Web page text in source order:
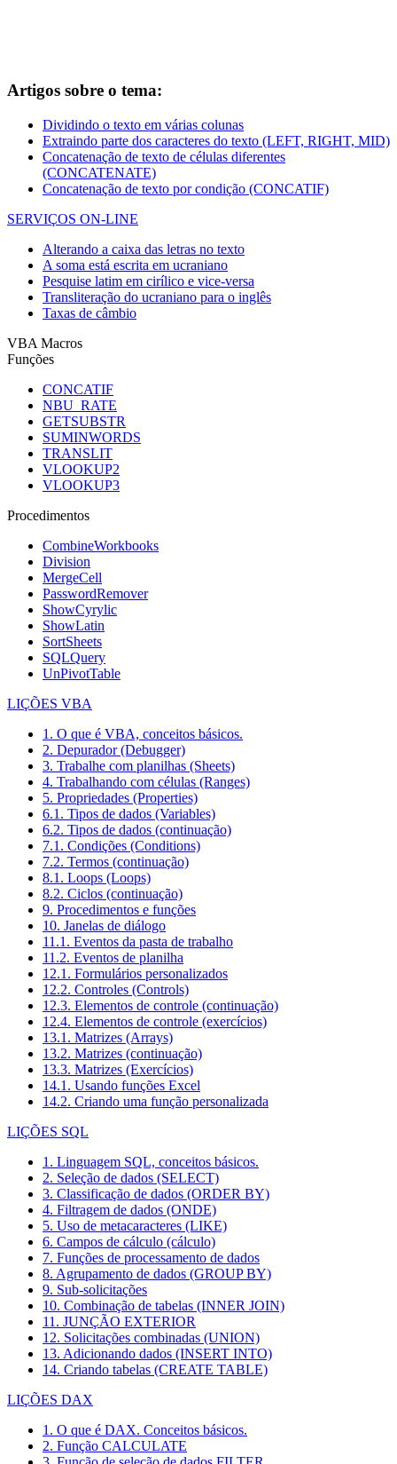
Artigos sobre o tema:
Dividindo o texto em várias colunas
Extraindo parte dos caracteres do texto (LEFT, RIGHT, MID)
Concatenação de texto de células diferentes
(CONCATENATE)
Concatenação de texto por condição (CONCATIF)
SERVIÇOS ON-LINE
Alterando a caixa das letras no texto
A soma está escrita em ucraniano
Pesquise latim em cirílico e vice-versa
Transliteração do ucraniano para o inglês
Taxas de câmbio
VBA Macros
Funções
CONCATIF
NBU_RATE
GETSUBSTR
SUMINWORDS
TRANSLIT
VLOOKUP2
VLOOKUP3
Procedimentos
CombineWorkbooks
Division
MergeCell
PasswordRemover
ShowCyrylic
ShowLatin
SortSheets
SQLQuery
UnPivotTable
LIÇÕES VBA
1. O que é VBA, conceitos básicos.
2. Depurador (Debugger)
3. Trabalhe com planilhas (Sheets)
4. Trabalhando com células (Ranges)
5. Propriedades (Properties)
6.1. Tipos de dados (Variables)
6.2. Tipos de dados (continuação)
7.1. Condições (Conditions)
7.2. Termos (continuação)
8.1. Loops (Loops)
8.2. Ciclos (continuação)
9. Procedimentos e funções
10. Janelas de diálogo
11.1. Eventos da pasta de trabalho
11.2. Eventos de planilha
12.1. Formulários personalizados
12.2. Controles (Controls)
12.3. Elementos de controle (continuação)
12.4. Elementos de controle (exercícios)
13.1. Matrizes (Arrays)
13.2. Matrizes (continuação)
13.3. Matrizes (Exercícios)
14.1. Usando funções Excel
14.2. Criando uma função personalizada
LIÇÕES SQL
1. Linguagem SQL, conceitos básicos.
2. Seleção de dados (SELECT)
3. Classificação de dados (ORDER BY)
4. Filtragem de dados (ONDE)
5. Uso de metacaracteres (LIKE)
6. Campos de cálculo (cálculo)
7. Funções de processamento de dados
8. Agrupamento de dados (GROUP BY)
9. Sub-solicitações
10. Combinação de tabelas (INNER JOIN)
11. JUNÇÃO EXTERIOR
12. Solicitações combinadas (UNION)
13. Adicionando dados (INSERT INTO)
14. Criando tabelas (CREATE TABLE)
LIÇÕES DAX
1. O que é DAX. Conceitos básicos.
2. Função CALCULATE